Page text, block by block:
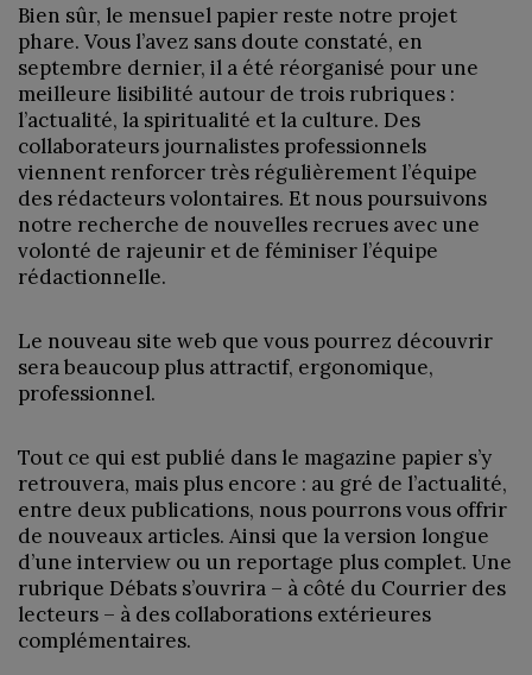
Bien sûr, le mensuel papier reste notre projet
phare. Vous l’avez sans doute constaté, en
septembre dernier, il a été réorganisé pour une
meilleure lisibilité autour de trois rubriques :
l’actualité, la spiritualité et la culture. Des
collaborateurs journalistes professionnels
viennent renforcer très régulièrement l’équipe
des rédacteurs volontaires. Et nous poursuivons
notre recherche de nouvelles recrues avec une
volonté de rajeunir et de féminiser l’équipe
rédactionnelle.
Le nouveau site web que vous pourrez découvrir
sera beaucoup plus attractif, ergonomique,
professionnel.
Tout ce qui est publié dans le magazine papier s’y
retrouvera, mais plus encore : au gré de l’actualité,
entre deux publications, nous pourrons vous offrir
de nouveaux articles. Ainsi que la version longue
d’une interview ou un reportage plus complet. Une
rubrique Débats s’ouvrira – à côté du Courrier des
lecteurs – à des collaborations extérieures
complémentaires.